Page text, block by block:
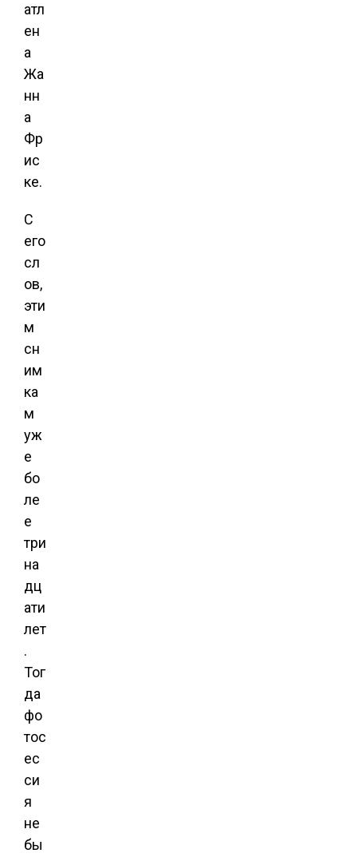
атл
ен
а
Жа
нн
а
Фр
ис
ке.
С
его
сл
ов,
эти
м
сн
им
ка
м
уж
е
бо
ле
е
три
на
дц
ати
лет
.
Тог
да
фо
тос
ес
си
я
не
бы